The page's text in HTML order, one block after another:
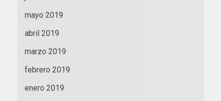
mayo 2019
abril 2019
marzo 2019
febrero 2019
enero 2019